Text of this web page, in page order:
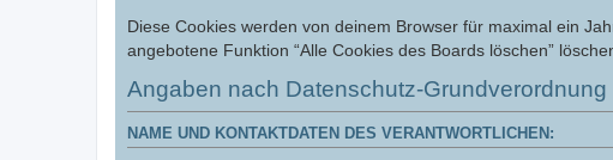
Diese Cookies werden von deinem Browser für maximal ein
angebotene Funktion “Alle Cookies des Boards löschen”
Angaben nach Datenschutz-
NAME UND KONTAKTDATEN DES VERANTWORTLICHEN: